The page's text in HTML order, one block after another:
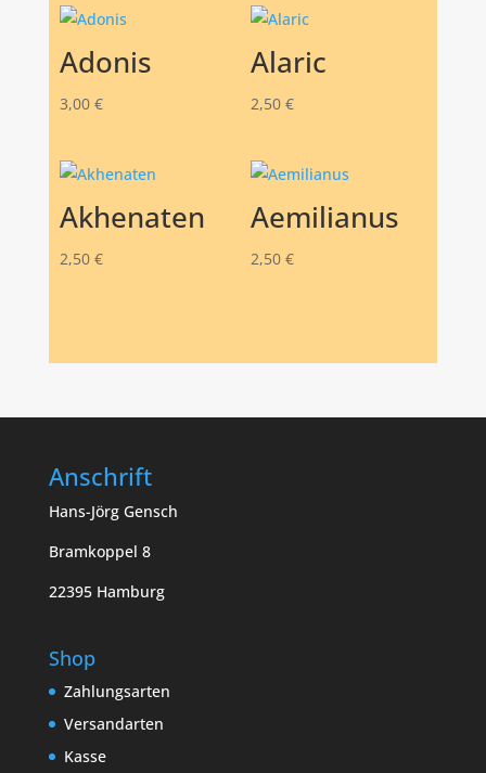
Adonis
3,00 €
Alaric
2,50 €
Akhenaten
2,50 €
Aemilianus
2,50 €
Anschrift
Hans-Jörg Gensch
Bramkoppel 8
22395 Hamburg
Shop
Zahlungsarten
Versandarten
Kasse